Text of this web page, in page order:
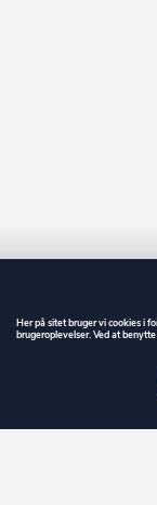
er et
Her på sitet bruger vi cookies i
brugeroplevelser. Ved at